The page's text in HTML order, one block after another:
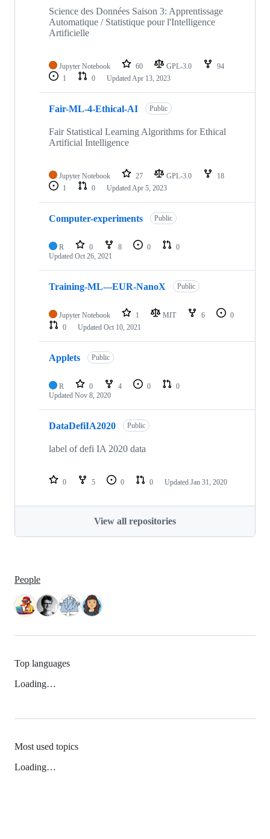
Science des Données Saison 3: Apprentissage
Automatique / Statistique pour l'Intelligence
Artificielle
Jupyter Notebook 60 GPL-3.0
94
1
0 UpdatedApr 13, 2023
Fair-ML-4-Ethical-AI Public
Fair Statistical Learning Algorithms for Ethical
Artificial Intelligence
Jupyter Notebook 27 GPL-3.0
18
1
0 UpdatedApr 5, 2023
Computer-experiments Public
R 0 8 0
0
Updated Oct 26, 2021
Training-ML---EUR-NanoX Public
Jupyter Notebook 1 MIT 6
0
0
Updated Oct 10, 2021
Applets Public
R 0 4 0
0
Updated Nov 8, 2020
DataDefiIA2020 Public
label of defi IA 2020 data
0 5 0 0 Updated Jan 31, 2020
View all repositories
People
Top languages
Loading…
Most used topics
Loading…